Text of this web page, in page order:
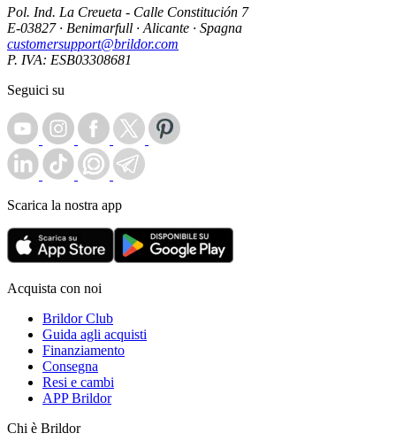
Pol. Ind. La Creueta - Calle Constitución 7
E-03827 · Benimarfull · Alicante · Spagna
customersupport@brildor.com
P. IVA: ESB03308681
Seguici su
Scarica la nostra app
Acquista con noi
Brildor Club
Guida agli acquisti
Finanziamento
Consegna
Resi e cambi
APP Brildor
Chi è Brildor